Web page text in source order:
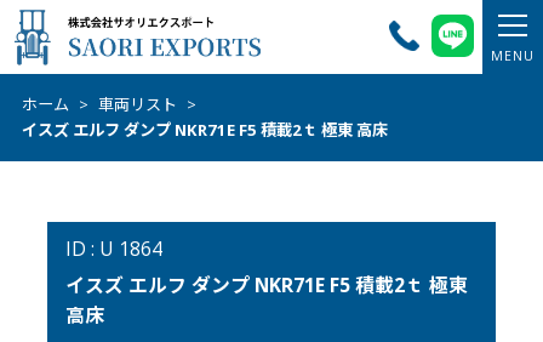
ホーム > 車両リスト >
イスズ エルフ ダンプ NKR71E F5 積載2ｔ 極東 高床
ID : U 1864
イスズ エルフ ダンプ NKR71E F5 積載2ｔ 極東
高床